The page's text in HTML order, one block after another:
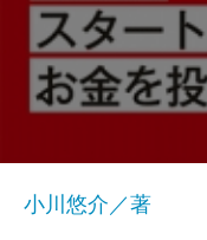
小川悠介／著